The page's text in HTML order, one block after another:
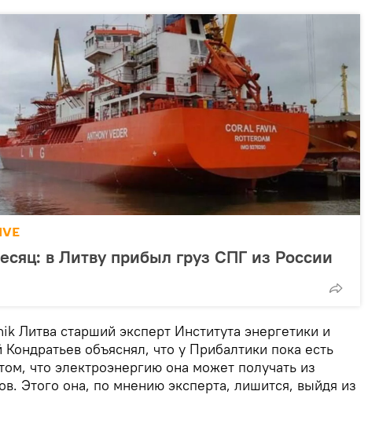
в Литву прибыл груз СПГ из России
Литва старший эксперт Института энергетики и
объяснял, что у Прибалтики пока есть
что электроэнергию она может получать из
Этого она, по мнению эксперта, лишится, выйдя из